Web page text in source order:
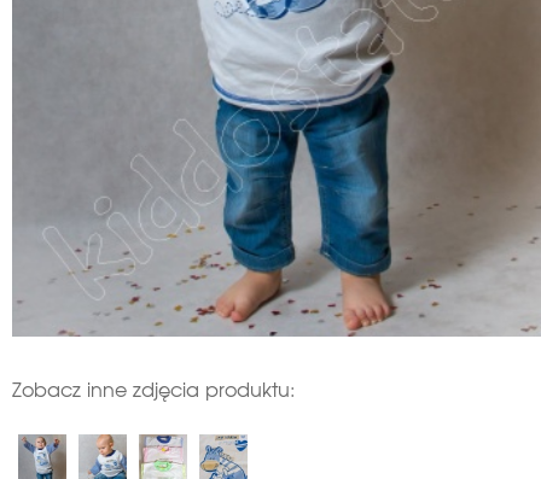
Zobacz inne zdjęcia produktu: